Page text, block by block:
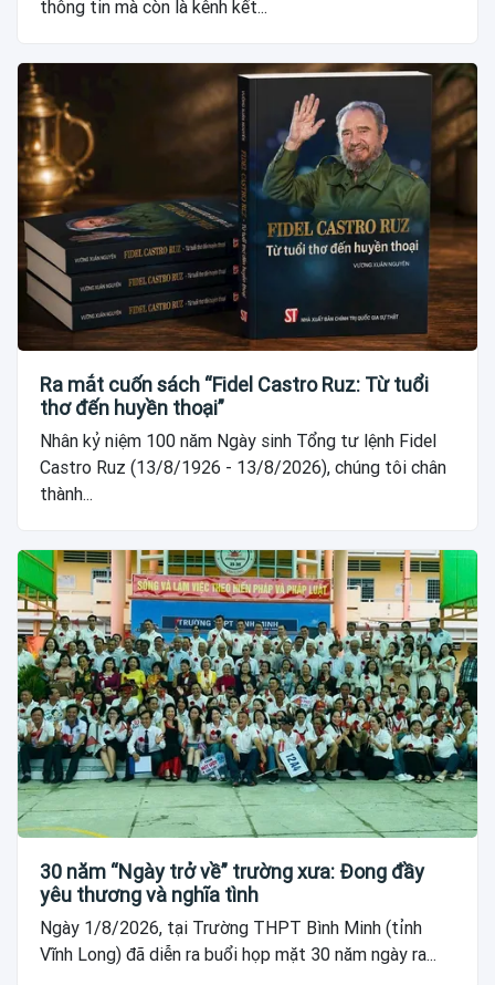
thông tin mà còn là kênh kết...
Ra mắt cuốn sách “Fidel Castro Ruz: Từ tuổi
thơ đến huyền thoại”
Nhân kỷ niệm 100 năm Ngày sinh Tổng tư lệnh Fidel
Castro Ruz (13/8/1926 - 13/8/2026), chúng tôi chân
thành...
30 năm “Ngày trở về” trường xưa: Đong đầy
yêu thương và nghĩa tình
Ngày 1/8/2026, tại Trường THPT Bình Minh (tỉnh
Vĩnh Long) đã diễn ra buổi họp mặt 30 năm ngày ra...